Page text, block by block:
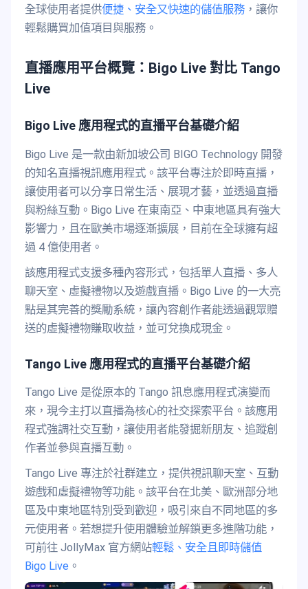
全球使用者提供便捷、安全又快速的儲值服務 ，讓你
輕鬆購買加值項目與服務。
直播應用平台概覽：Bigo Live 對比 Tango
Live
Bigo Live 應用程式的直播平台基礎介紹
Bigo Live 是一款由新加坡公司 BIGO Technology 開發
的知名直播視訊應用程式。該平台專注於即時直播，
讓使用者可以分享日常生活、展現才藝，並透過直播
與粉絲互動。Bigo Live 在東南亞、中東地區具有強大
影響力，且在歐美市場逐漸擴展，目前在全球擁有超
過 4 億使用者。
該應用程式支援多種內容形式，包括單人直播、多人
聊天室、虛擬禮物以及遊戲直播。Bigo Live 的一大亮
點是其完善的獎勵系統，讓內容創作者能透過觀眾贈
送的虛擬禮物賺取收益，並可兌換成現金。
Tango Live 應用程式的直播平台基礎介紹
Tango Live 是從原本的 Tango 訊息應用程式演變而
來，現今主打以直播為核心的社交探索平台。該應用
程式強調社交互動，讓使用者能發掘新朋友、追蹤創
作者並參與直播互動。
Tango Live 專注於社群建立，提供視訊聊天室、互動
遊戲和虛擬禮物等功能。該平台在北美、歐洲部分地
區及中東地區特別受到歡迎，吸引來自不同地區的多
元使用者。若想提升使用體驗並解鎖更多進階功能，
可前往 JollyMax 官方網站輕鬆、安全且即時儲值
Bigo Live 。